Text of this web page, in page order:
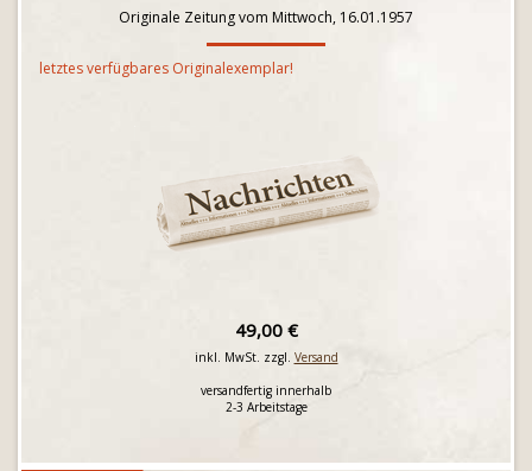
Originale Zeitung vom Mittwoch, 16.01.1957
letztes verfügbares Originalexemplar!
49,00 €
inkl. MwSt. zzgl. Versand
versandfertig innerhalb
2-3 Arbeitstage